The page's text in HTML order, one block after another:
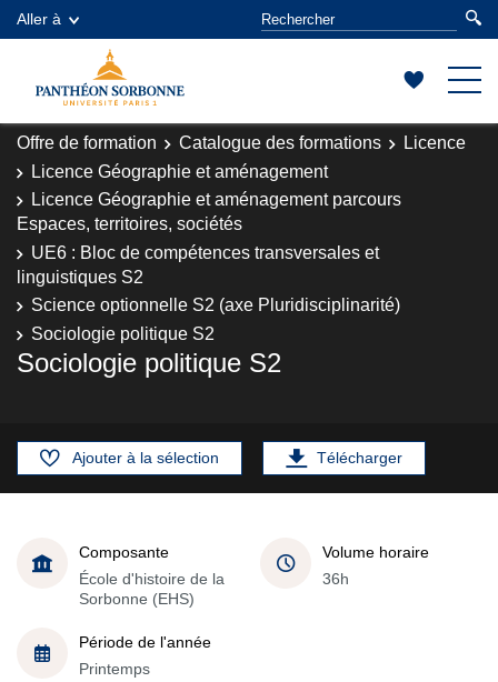
Aller à
Offre de formation Catalogue des formations
Licence
Licence Géographie et aménagement
Licence Géographie et aménagement parcours
Espaces, territoires, sociétés
UE6 : Bloc de compétences transversales et
linguistiques S2
Science optionnelle S2 (axe Pluridisciplinarité)
Sociologie politique S2
Sociologie politique S2
Ajouter à la sélection Télécharger
Composante
École d'histoire de la
Sorbonne (EHS)
Volume horaire
36h
Période de l'année
Printemps